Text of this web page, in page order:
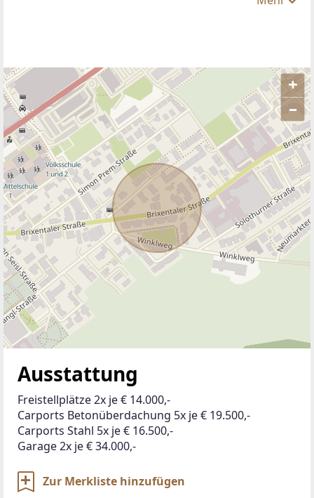
+
–
ANBIETER KONTAKTIEREN
Ausstattung
Freistellplätze 2x je € 14.000,-
Carports Betonüberdachung 5x je € 19.500,-
Carports Stahl 5x je € 16.500,-
Garage 2x je € 34.000,-
Zur Merkliste hinzufügen